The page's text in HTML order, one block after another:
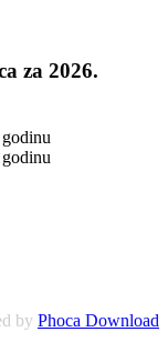
za 2026.
by Phoca Download